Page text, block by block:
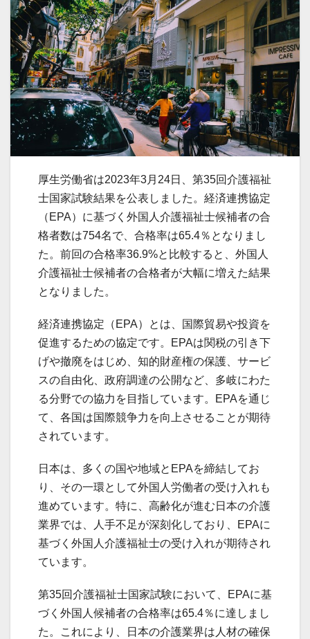
厚生労働省は2023年3月24日、第35回介護福祉
士国家試験結果を公表しました。経済連携協定
（EPA）に基づく外国人介護福祉士候補者の合
格者数は754名で、合格率は65.4％となりまし
た。前回の合格率36.9%と比較すると、外国人
介護福祉士候補者の合格者が大幅に増えた結果
となりました。
経済連携協定（EPA）とは、国際貿易や投資を
促進するための協定です。EPAは関税の引き下
げや撤廃をはじめ、知的財産権の保護、サービ
スの自由化、政府調達の公開など、多岐にわた
る分野での協力を目指しています。EPAを通じ
て、各国は国際競争力を向上させることが期待
されています。
日本は、多くの国や地域とEPAを締結してお
り、その一環として外国人労働者の受け入れも
進めています。特に、高齢化が進む日本の介護
業界では、人手不足が深刻化しており、EPAに
基づく外国人介護福祉士の受け入れが期待され
ています。
第35回介護福祉士国家試験において、EPAに基
づく外国人候補者の合格率は65.4％に達しまし
た。これにより、日本の介護業界は人材の確保